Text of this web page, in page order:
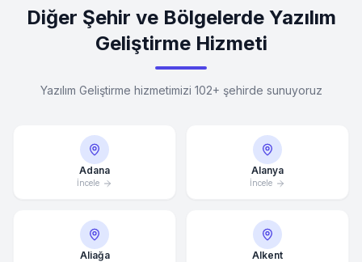
Diğer Şehir ve Bölgelerde Yazılım
Geliştirme Hizmeti
Yazılım Geliştirme hizmetimizi 102+ şehirde sunuyoruz
Adana
İncele
Alanya
İncele
Aliağa Alkent